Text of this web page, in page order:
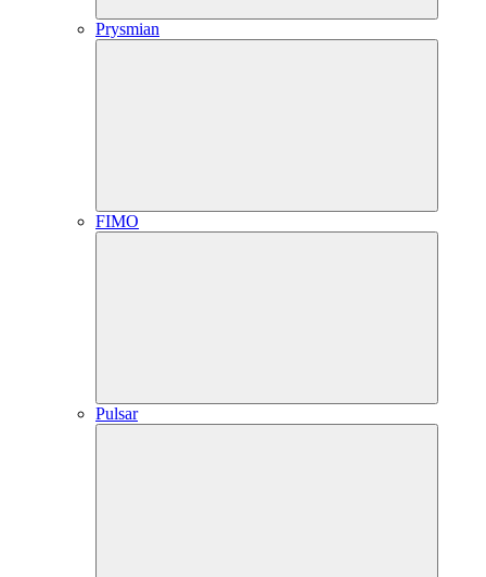
Prysmian
FIMO
Pulsar